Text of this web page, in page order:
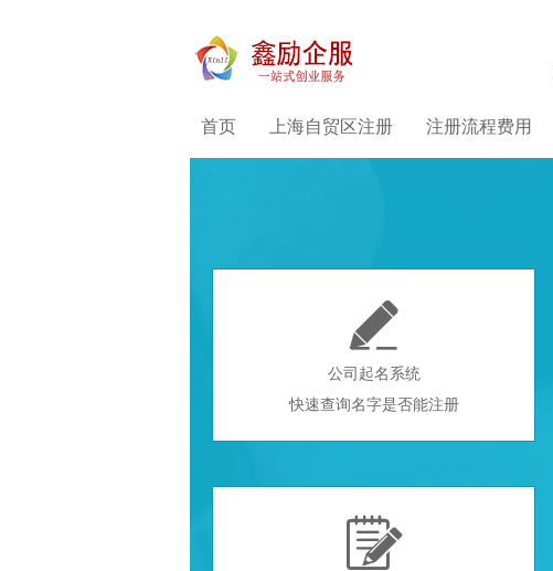
首页 上海自贸区注册 注册流程费用

公司起名系统
快速查询名字是否能注册
